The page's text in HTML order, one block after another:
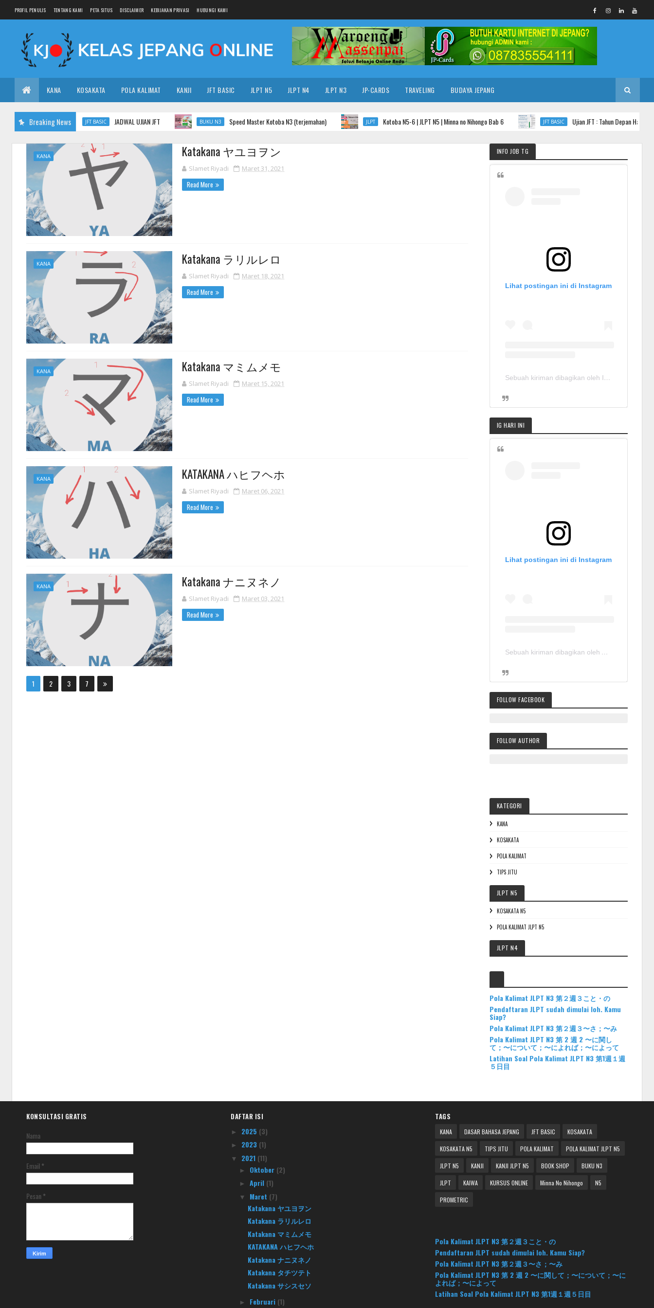
PROFIL PENULIS TENTANG KAMI PETA SITUS DISCLAIMER KEBIJAKAN PRIVASI HUBUNGI KAMI
KANA KOSAKATA POLA KALIMAT KANJI JFT BASIC JLPT N5 JLPT N4 JLPT N3 JP-CARDS TRAVELING BUDAYA JEPANG
Breaking NewsJFT BASIC JADWAL UJIAN JFT BUKU N3 Speed Master Kotoba N3 (terjemahan) JLPT Kotoba N5-6 | JLPT N5 | Minna no Nihongo Bab 6 JFT BASIC Ujian JFT : Tahun Depan Harus
KANA Katakana ヤユヨヲン
Slamet Riyadi Maret 31, 2021
Read More
KANA Katakana ラリルレロ
Slamet Riyadi Maret 18, 2021
Read More
KANA Katakana マミムメモ
Slamet Riyadi Maret 15, 2021
Read More
KANA KATAKANA ハヒフヘホ
Slamet Riyadi Maret 06, 2021
Read More
KANA Katakana ナニヌネノ
Slamet Riyadi Maret 03, 2021
Read More
1 2 3 7
INFO JOB TG
Lihat postingan ini di Instagram
Sebuah kiriman dibagikan oleh Info Job Jepang(@slamet.sushibomber)
IG HARI INI
Lihat postingan ini di Instagram
Sebuah kiriman dibagikan oleh Ayo Belajar JLPT N3 (@ayobelajar_jlptn3)
FOLLOW FACEBOOK
FOLLOW AUTHOR
KATEGORI
KANA
KOSAKATA
POLA KALIMAT
TIPS JITU
JLPT N5
KOSAKATA N5
POLA KALIMAT JLPT N5
JLPT N4
Pola Kalimat JLPT N3 第２週３こと・の
Pendaftaran JLPT sudah dimulai loh. Kamu
Siap?
Pola Kalimat JLPT N3 第２週３〜さ；〜み
Pola Kalimat JLPT N3 第 2 週 2 〜に関し
て；〜について；〜によれば；〜によって
Latihan Soal Pola Kalimat JLPT N3 第1週１週
５日目
KONSULTASI GRATIS
Nama
Email *
Pesan *
DAFTAR ISI
► 2025 (3)
► 2023 (1)
▼ 2021 (11)
► Oktober (2)
►April (1)
▼ Maret (7)
Katakana ヤユヨヲン
Katakana ラリルレロ
Katakana マミムメモ
KATAKANA ハヒフヘホ
Katakana ナニヌネノ
Katakana タチツテト
Katakana サシスセソ
► Februari (1)
TAGS
KANA DASAR BAHASA JEPANG JFT BASIC KOSAKATA
KOSAKATA N5 TIPS JITU POLA KALIMAT POLA KALIMAT JLPT N5
JLPT N5 KANJI KANJI JLPT N5 BOOK SHOP BUKU N3
JLPT KAIWA KURSUS ONLINE Minna No Nihongo N5
PROMETRIC
Pola Kalimat JLPT N3 第２週３こと・の
Pendaftaran JLPT sudah dimulai loh. Kamu Siap?
Pola Kalimat JLPT N3 第２週３〜さ；〜み
Pola Kalimat JLPT N3 第 2 週 2 〜に関して；〜について；〜に
よれば；〜によって
Latihan Soal Pola Kalimat JLPT N3 第1週１週５日目